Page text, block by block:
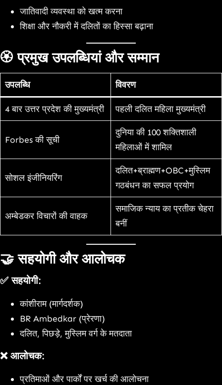
जातिवादी व्यवस्था को खत्म करना
शिक्षा और नौकरी में दलितों का हिस्सा बढ़ाना
🏵️प्रमुख उपलब्धियां और सम्मान
उपलब्धि विवरण
4 बार उत्तर प्रदेश की मुख्यमंत्री पहली दलित महिला मुख्यमंत्री
Forbes की सूची
दुनिया की 100 शक्तिशाली
महिलाओं में शामिल
सोशल इंजीनियरिंग
दलित+ब्राह्मण+OBC+मुस्लिम
गठबंधन का सफल प्रयोग
अम्बेडकर विचारों की वाहक
समाजिक न्याय का प्रतीक चेहरा
बनीं
🤝सहयोगी और आलोचक
✅ सहयोगी:
कांशीराम (मार्गदर्शक)
BR Ambedkar (प्रेरणा)
दलित, पिछड़े, मुस्लिम वर्ग के मतदाता
❌ आलोचक:
प्रतिमाओं और पार्कों पर खर्च की आलोचना